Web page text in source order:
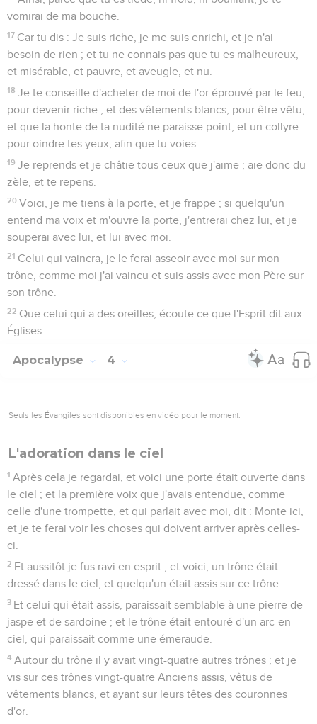
vomirai de ma bouche.
17 Car tu dis : Je suis riche, je me suis enrichi, et je n'ai
besoin de rien ; et tu ne connais pas que tu es malheureux,
et misérable, et pauvre, et aveugle, et nu.
18 Je te conseille d'acheter de moi de l'or éprouvé par le feu,
pour devenir riche ; et des vêtements blancs, pour être vêtu,
et que la honte de ta nudité ne paraisse point, et un collyre
pour oindre tes yeux, afin que tu voies.
19 Je reprends et je châtie tous ceux que j'aime ; aie donc du
zèle, et te repens.
20 Voici, je me tiens à la porte, et je frappe ; si quelqu'un
entend ma voix et m'ouvre la porte, j'entrerai chez lui, et je
souperai avec lui, et lui avec moi.
21 Celui qui vaincra, je le ferai asseoir avec moi sur mon
trône, comme moi j'ai vaincu et suis assis avec mon Père sur
son trône.
22 Que celui qui a des oreilles, écoute ce que l'Esprit dit aux
Églises.
Apocalypse 4
Seuls les Évangiles sont disponibles en vidéo pour le moment.
L'adoration dans le ciel
1 Après cela je regardai, et voici une porte était ouverte dans
le ciel ; et la première voix que j'avais entendue, comme
celle d'une trompette, et qui parlait avec moi, dit : Monte ici,
et je te ferai voir les choses qui doivent arriver après celles-
ci.
2 Et aussitôt je fus ravi en esprit ; et voici, un trône était
dressé dans le ciel, et quelqu'un était assis sur ce trône.
3 Et celui qui était assis, paraissait semblable à une pierre de
jaspe et de sardoine ; et le trône était entouré d'un arc-en-
ciel, qui paraissait comme une émeraude.
4 Autour du trône il y avait vingt-quatre autres trônes ; et je
vis sur ces trônes vingt-quatre Anciens assis, vêtus de
vêtements blancs, et ayant sur leurs têtes des couronnes
d'or.